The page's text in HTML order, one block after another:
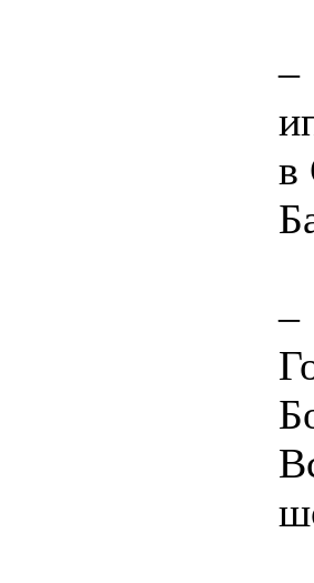
–
в
–